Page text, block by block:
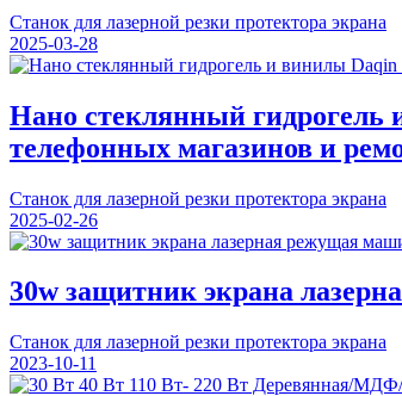
Станок для лазерной резки протектора экрана
2025-03-28
Нано стеклянный
телефонных магазинов и
Станок для лазерной резки протектора экрана
2025-02-26
30w защитник экрана
Станок для лазерной резки протектора экрана
2023-10-11